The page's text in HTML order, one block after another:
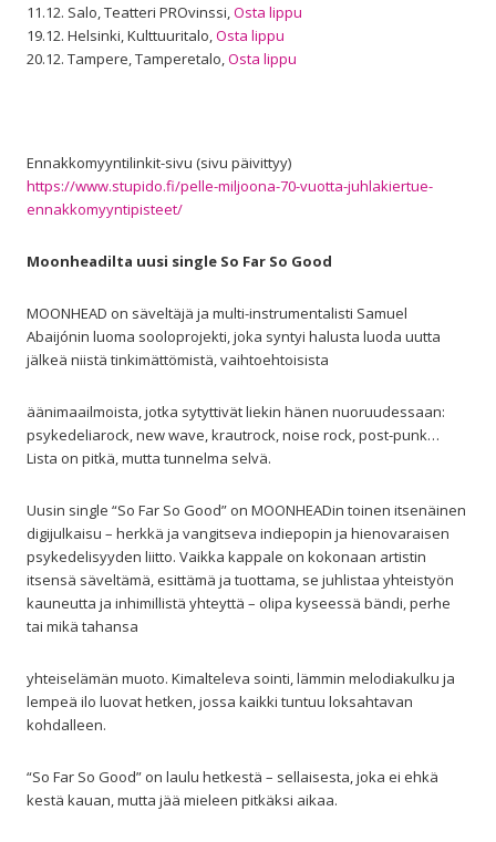
11.12. Salo, Teatteri PROvinssi,Osta lippu
19.12. Helsinki, Kulttuuritalo,Osta lippu
20.12. Tampere, Tamperetalo,Osta lippu
Ennakkomyyntilinkit-sivu (sivu päivittyy)
https://www.stupido.fi/pelle-miljoona-70-vuotta-juhlakiertue-
ennakkomyyntipisteet/
Moonheadilta uusi single So Far So Good
MOONHEAD on säveltäjä ja multi-instrumentalisti Samuel
Abaijónin luoma sooloprojekti, joka syntyi halusta luoda uutta
jälkeä niistä tinkimättömistä, vaihtoehtoisista
äänimaailmoista, jotka sytyttivät liekin hänen nuoruudessaan:
psykedeliarock, new wave, krautrock, noise rock, post-punk…
Lista on pitkä, mutta tunnelma selvä.
Uusin single “So Far So Good” on MOONHEADin toinen itsenäinen
digijulkaisu – herkkä ja vangitseva indiepopin ja hienovaraisen
psykedelisyyden liitto. Vaikka kappale on kokonaan artistin
itsensä säveltämä, esittämä ja tuottama, se juhlistaa yhteistyön
kauneutta ja inhimillistä yhteyttä – olipa kyseessä bändi, perhe
tai mikä tahansa
yhteiselämän muoto. Kimalteleva sointi, lämmin melodiakulku ja
lempeä ilo luovat hetken, jossa kaikki tuntuu loksahtavan
kohdalleen.
“So Far So Good” on laulu hetkestä – sellaisesta, joka ei ehkä
kestä kauan, mutta jää mieleen pitkäksi aikaa.